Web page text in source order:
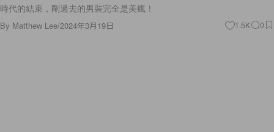
時代的結束，剛過去的男裝完全是美瘋！
By Matthew Lee/2024年3月19日 1.5K 0